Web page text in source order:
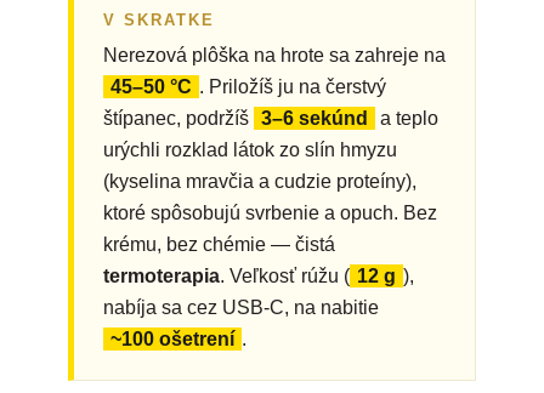
V SKRATKE
Nerezová plôška na hrote sa zahreje na
45–50 °C . Priložíš ju na čerstvý
štípanec, podržíš 3–6 sekúnd
a teplo
urýchli rozklad látok zo slín hmyzu
(kyselina mravčia a cudzie proteíny),
ktoré spôsobujú svrbenie a opuch. Bez
krému, bez chémie — čistá
termoterapia. Veľkosť rúžu ( 12 g ),
nabíja sa cez USB-C, na nabitie
~100 ošetrení .